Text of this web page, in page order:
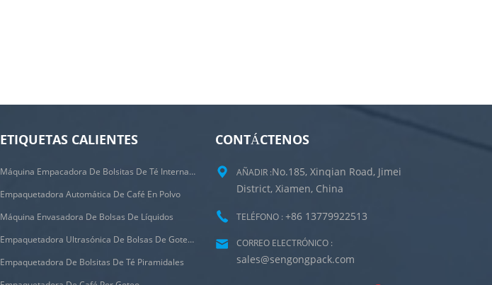
ETIQUETAS CALIENTES
Máquina Empacadora De Bolsitas De Té Internas Y Externas
Empaquetadora Automática De Café En Polvo
Máquina Envasadora De Bolsas De Líquidos
Empaquetadora Ultrasónica De Bolsas De Goteo Para Café De Irlanda Con Sobre Exterior
Empaquetadora De Bolsitas De Té Piramidales
CONTÁCTENOS
AÑADIR :No.185, Xinqian Road, Jimei
District, Xiamen, China
TELÉFONO : +86 13779922513
CORREO ELECTRÓNICO :
sales@sengongpack.com